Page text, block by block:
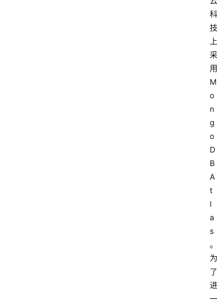
科
技
上
采
用
M
o
n
g
o
D
B
A
t
l
a
s
。
为
了
进
一